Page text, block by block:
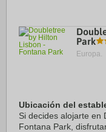
Park
Europa.
Ubicación del
Si decides alojarte en
Fontana Park,